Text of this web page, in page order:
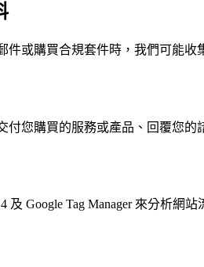
件或購買合規套件時，我們可能收
付您購買的服務或產品、回覆您
及 Google Tag Manager 來分析